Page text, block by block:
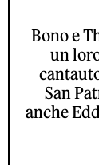
Bono e
un
San
anche